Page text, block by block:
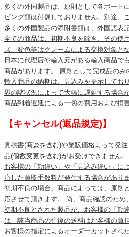
多くの外国製品は、原則として各ボート
ピング類は付属しておりません。別途、
多くの外国製品の添附書類は、外国語表
全ての商品は、初期不良を除き、その使
ズ、変色等はクレームによる交換対象と
日本に代理店や輸入元がある輸入商品で
商品があります。 原則として完成品のみ
輸入商品の納期は、見込みを提示してお
界の諸状況によって大幅に遅延する場合
商品到着遅延による一切の費用および損
【キャンセル(返品規定)】
見積書(商談を含む)や業販価格よって発
品(個数変更を含む)がお受けできません。
お客様の「勘違い」や「見込み違い」に
応した買取手数料が発生する場合があり
初期不良の場合、商品によっては、原則
応させて頂きます。 尚、商品確認のた
初期不良とされた製品が、お客様の「勘
は、該当商品の往復の送料はお客様の負
お客様の指定によるオーダーカットされ